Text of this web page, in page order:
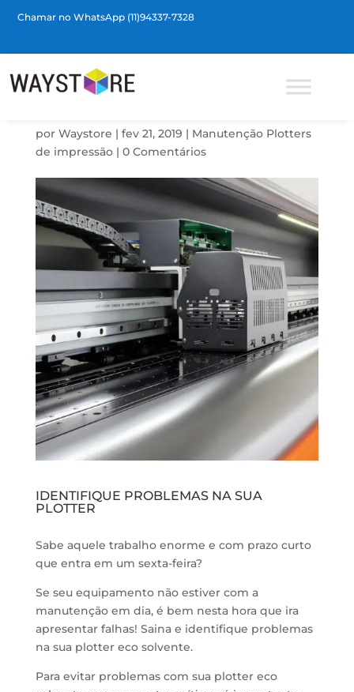
Chamar no WhatsApp (11)94337-7328
IDENTIFIQUE
PROBLEMAS NA SUA
PLOTTER
por Waystore | fev 21, 2019 | Manutenção Plotters
de impressão| 0 Comentários
IDENTIFIQUE PROBLEMAS NA SUA
PLOTTER
Sabe aquele trabalho enorme e com prazo curto
que entra em um sexta-feira?
Se seu equipamento não estiver com a
manutenção em dia, é bem nesta hora que ira
apresentar falhas! Saina e identifique problemas
na sua plotter eco solvente.
Para evitar problemas com sua plotter eco
Barra de Ferramentas Aberta